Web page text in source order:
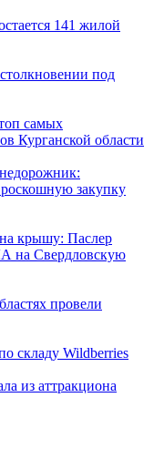
141 жилой
под
самых
Курганской области
закупку
крышу: Паслер
на Свердловскую
провели
складу Wildberries
из аттракциона